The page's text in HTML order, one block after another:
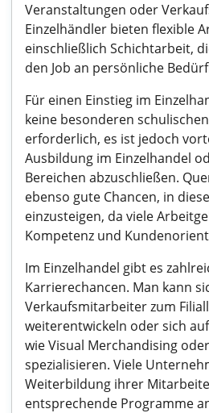
Veranstaltungen oder
Einzelhändler bieten flexible
einschließlich Schichtarbeit,
den Job an persönliche
Für einen Einstieg im
keine besonderen
erforderlich, es ist jedoch
Ausbildung im Einzelhandel
Bereichen abzuschließen.
ebenso gute Chancen, in
einzusteigen, da viele
Kompetenz und
Im Einzelhandel gibt es
Karrierechancen. Man kann
Verkaufsmitarbeiter zum
weiterentwickeln oder sich
wie Visual Merchandising
spezialisieren. Viele
Weiterbildung ihrer
entsprechende Programme